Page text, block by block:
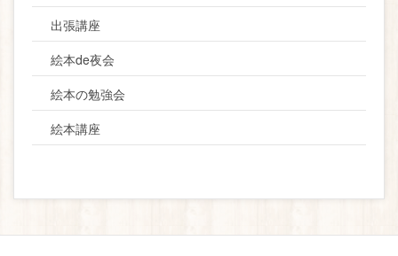
出張講座
絵本de夜会
絵本の勉強会
絵本講座